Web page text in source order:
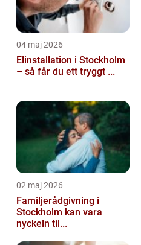
04 maj 2026
Elinstallation i Stockholm
– så får du ett tryggt ...
02 maj 2026
Familjerådgivning i
Stockholm kan vara
nyckeln til...